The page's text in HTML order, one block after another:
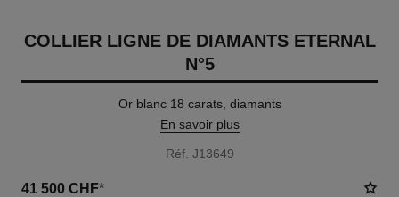
COLLIER LIGNE DE DIAMANTS ETERNAL
N°5
Or blanc 18 carats, diamants
En savoir plus
Réf. J13649
41 500 CHF*